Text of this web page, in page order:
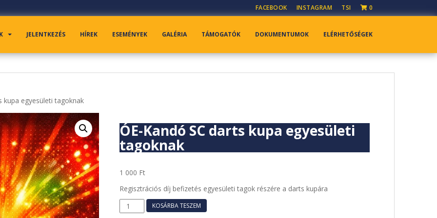
FACEBOOK INSTAGRAM TSI 0
JELENTKEZÉS HÍREK ESEMÉNYEK GALÉRIA TÁMOGATÓK DOKUMENTUMOK ELÉRHETŐSÉGEK
kupa egyesületi tagoknak
ÓE-Kandó SC darts kupa egyesületi
tagoknak
1 000 Ft
Regisztrációs díj befizetés egyesületi tagok részére a darts kupára
ÓE-
Kandó
KOSÁRBA TESZEM